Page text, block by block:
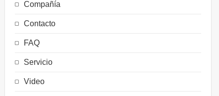
Compañía
Contacto
FAQ
Servicio
Video